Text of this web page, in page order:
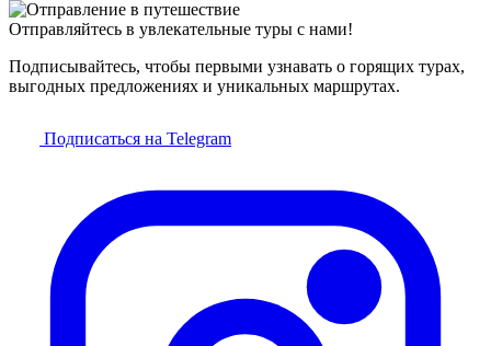
Отправляйтесь в увлекательные туры с нами!
Подписывайтесь, чтобы первыми узнавать о горящих турах,
выгодных предложениях и уникальных маршрутах.
Подписаться на Telegram